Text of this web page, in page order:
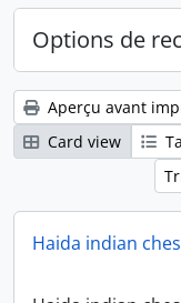
Options de
Aperçu avant
Card view
Haida indian